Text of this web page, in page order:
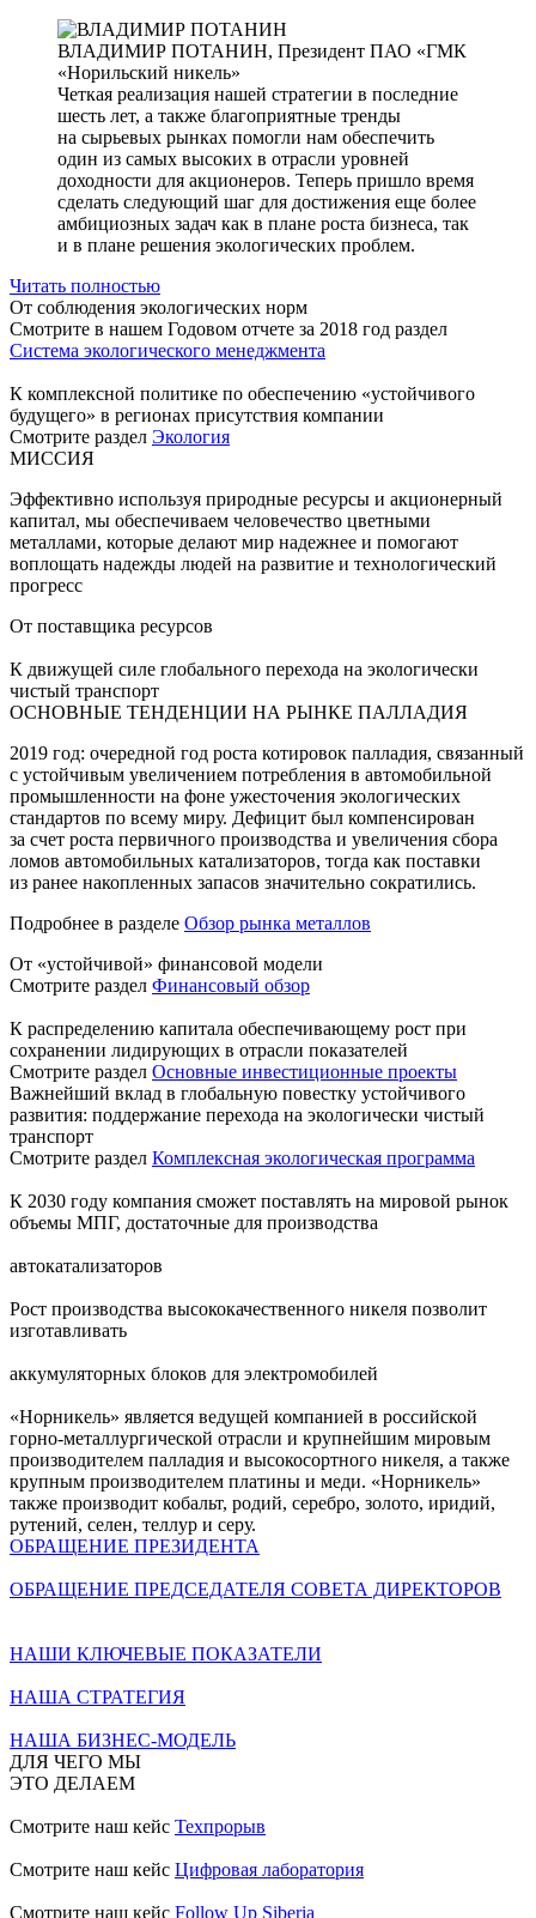
ВЛАДИМИР ПОТАНИН, Президент ПАО «ГМК
«Норильский никель»
Четкая реализация нашей стратегии в последние
шесть лет, а также благоприятные тренды
на сырьевых рынках помогли нам обеспечить
один из самых высоких в отрасли уровней
доходности для акционеров. Теперь пришло время
сделать следующий шаг для достижения еще более
амбициозных задач как в плане роста бизнеса, так
и в плане решения экологических проблем.
Читать полностью
От соблюдения экологических норм
Смотрите в нашем Годовом отчете за 2018 год раздел
Система экологического менеджмента
К комплексной политике по обеспечению «устойчивого
будущего» в регионах присутствия компании
Смотрите раздел Экология
МИССИЯ
Эффективно используя природные ресурсы и акционерный
капитал, мы обеспечиваем человечество цветными
металлами, которые делают мир надежнее и помогают
воплощать надежды людей на развитие и технологический
прогресс
От поставщика ресурсов
К движущей силе глобального перехода на экологически
чистый транспорт
ОСНОВНЫЕ ТЕНДЕНЦИИ НА РЫНКЕ ПАЛЛАДИЯ
2019 год: очередной год роста котировок палладия, связанный
с устойчивым увеличением потребления в автомобильной
промышленности на фоне ужесточения экологических
стандартов по всему миру. Дефицит был компенсирован
за счет роста первичного производства и увеличения сбора
ломов автомобильных катализаторов, тогда как поставки
из ранее накопленных запасов значительно сократились.
Подробнее в разделе Обзор рынка металлов
От «устойчивой» финансовой модели
Смотрите раздел Финансовый обзор
К распределению капитала обеспечивающему рост при
сохранении лидирующих в отрасли показателей
Смотрите раздел Основные инвестиционные проекты
Важнейший вклад в глобальную повестку устойчивого
развития: поддержание перехода на экологически чистый
транспорт
Смотрите раздел Комплексная экологическая программа
К 2030 году компания сможет поставлять на мировой рынок
объемы МПГ, достаточные для производства
автокатализаторов
Рост производства высококачественного никеля позволит
изготавливать
аккумуляторных блоков для электромобилей
«Норникель» является ведущей компанией в российской
горно-металлургической отрасли и крупнейшим мировым
производителем палладия и высокосортного никеля, а также
крупным производителем платины и меди. «Норникель»
также производит кобальт, родий, серебро, золото, иридий,
рутений, селен, теллур и серу.
ОБРАЩЕНИЕ ПРЕЗИДЕНТА
ОБРАЩЕНИЕ ПРЕДСЕДАТЕЛЯ СОВЕТА ДИРЕКТОРОВ
НАШИ КЛЮЧЕВЫЕ ПОКАЗАТЕЛИ
НАША СТРАТЕГИЯ
НАША БИЗНЕС-МОДЕЛЬ
ДЛЯ ЧЕГО МЫ
ЭТО ДЕЛАЕМ
Смотрите наш кейс Техпрорыв
Смотрите наш кейс Цифровая лаборатория
Смотрите наш кейс Follow Up Siberia